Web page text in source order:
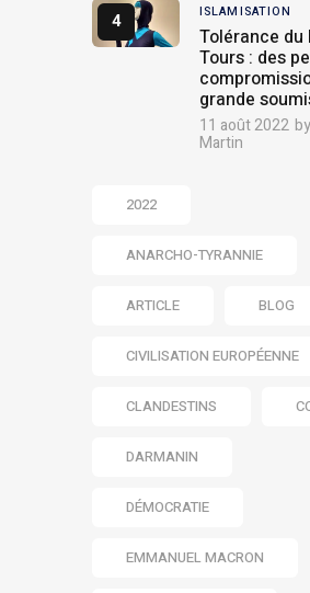
ISLAMISATION
Tolérance du
Tours : des
grande
11 août 2022 by
Martin
2022
ANARCHO-TYRANNIE
ARTICLE BLOG
CIVILISATION EUROPÉENNE
CLANDESTINS
DARMANIN
DÉMOCRATIE
EMMANUEL MACRON